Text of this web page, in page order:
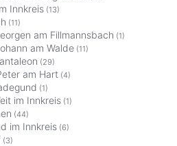
Innkreis (13)
(11)
am Fillmannsbach (1)
am Walde (11)
(29)
am Hart (4)
(1)
im Innkreis (1)
(44)
im Innkreis (6)
(3)